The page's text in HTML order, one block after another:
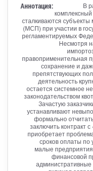
Аннотация:
В
сталкиваются субъекты
(МСП) при участии в
регламентируемых
Несмотря
правоприменительная
сохранение и
препятствующих
деятельность
остается системное
законодательством
Зачастую
устанавливают
формально
заключить контракт
приобретает
сроков оплаты по
малые
финансовой